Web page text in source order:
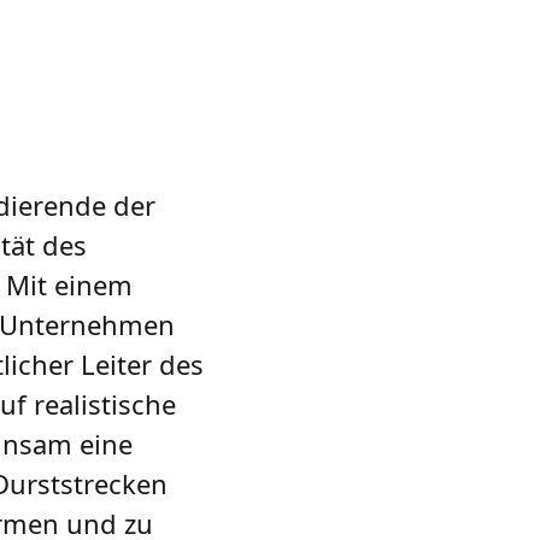
der
des
Mit einem
Leiter des
realistische
eine
und zu